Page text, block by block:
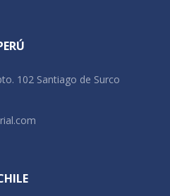
102 Santiago de Surco